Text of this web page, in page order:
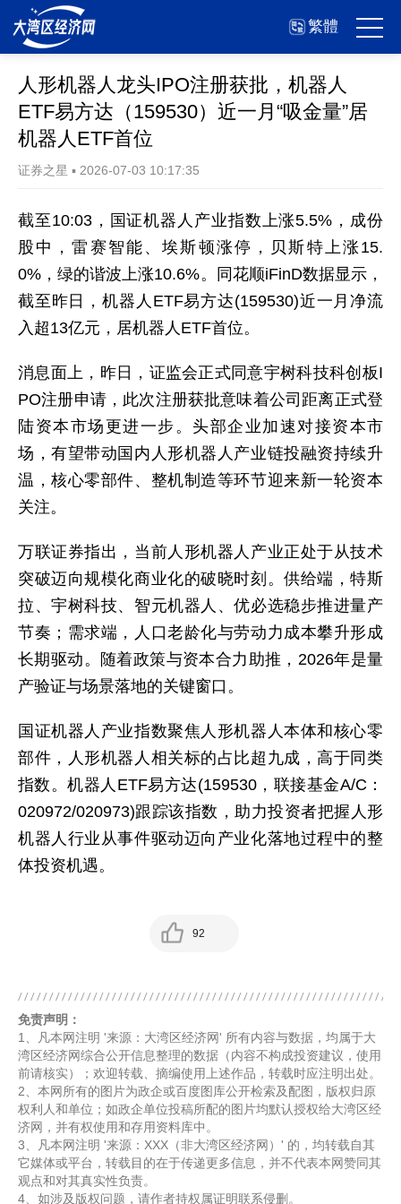
繁體
人形机器人龙头IPO注册获批，机器人
ETF易方达（159530）近一月“吸金量”居
机器人ETF首位
证券之星 ▪ 2026-07-03 10:17:35
截至10:03，国证机器人产业指数上涨5.5%，成份
股中，雷赛智能、埃斯顿涨停，贝斯特上涨15.
0%，绿的谐波上涨10.6%。同花顺iFinD数据显示，
截至昨日，机器人ETF易方达(159530)近一月净流
入超13亿元，居机器人ETF首位。
消息面上，昨日，证监会正式同意宇树科技科创板I
PO注册申请，此次注册获批意味着公司距离正式登
陆资本市场更进一步。头部企业加速对接资本市
场，有望带动国内人形机器人产业链投融资持续升
温，核心零部件、整机制造等环节迎来新一轮资本
关注。
万联证券指出，当前人形机器人产业正处于从技术
突破迈向规模化商业化的破晓时刻。供给端，特斯
拉、宇树科技、智元机器人、优必选稳步推进量产
节奏；需求端，人口老龄化与劳动力成本攀升形成
长期驱动。随着政策与资本合力助推，2026年是量
产验证与场景落地的关键窗口。
国证机器人产业指数聚焦人形机器人本体和核心零
部件，人形机器人相关标的占比超九成，高于同类
指数。机器人ETF易方达(159530，联接基金A/C：
020972/020973)跟踪该指数，助力投资者把握人形
机器人行业从事件驱动迈向产业化落地过程中的整
体投资机遇。
92
免责声明：
1、凡本网注明 '来源：大湾区经济网' 所有内容与数据，均属于大
湾区经济网综合公开信息整理的数据（内容不构成投资建议，使用
前请核实）；欢迎转载、摘编使用上述作品，转载时应注明出处。
2、本网所有的图片为政企或百度图库公开检索及配图，版权归原
权利人和单位；如政企单位投稿所配的图片均默认授权给大湾区经
济网，并有权使用和存用资料库中。
3、凡本网注明 '来源：XXX（非大湾区经济网）' 的，均转载自其
它媒体或平台，转载目的在于传递更多信息，并不代表本网赞同其
观点和对其真实性负责。
4、如涉及版权问题，请作者持权属证明联系侵删。